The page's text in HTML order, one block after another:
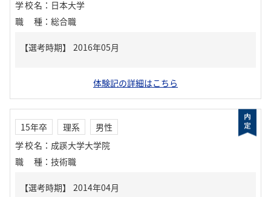
学校名 ： 日本大学
職種 ： 総合職
体験記の詳細はこちら
15年卒 理系
男性
学校名 ： 成蹊大学大学院
職種 ： 技術職